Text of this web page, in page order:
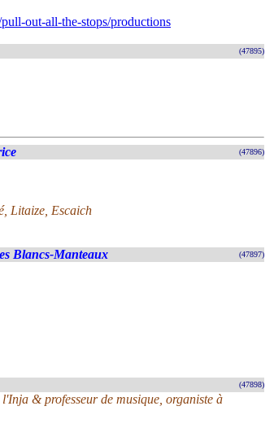
out-all-the-stops/productions
(47895)
(47896)
Litaize, Escaich
Blancs-Manteaux (47897)
(47898)
& professeur de musique, organiste à